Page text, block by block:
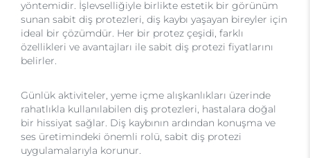
yöntemidir. İşlevselliğiyle birlikte estetik bir görünüm
sunan sabit diş protezleri, diş kaybı yaşayan bireyler için
ideal bir çözümdür. Her bir protez çeşidi, farklı
özellikleri ve avantajları ile sabit diş protezi fiyatlarını
belirler.
Günlük aktiviteler, yeme içme alışkanlıkları üzerinde
rahatlıkla kullanılabilen diş protezleri, hastalara doğal
bir hissiyat sağlar. Diş kaybının ardından konuşma ve
ses üretimindeki önemli rolü, sabit diş protezi
uygulamalarıyla korunur.